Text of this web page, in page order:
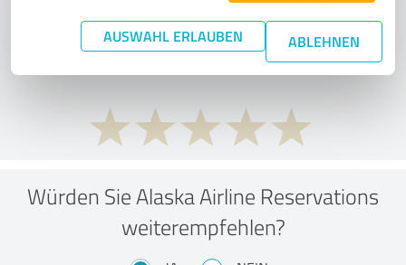
AUSWAHL ERLAUBEN ABLEHNEN
Wie beurteilen Sie das
Preis-/Leistungsverhältnis?
Würden Sie Alaska Airline Reservations
weiterempfehlen?